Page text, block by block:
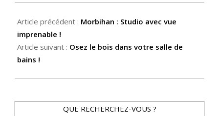
Article précédent : Morbihan : Studio avec vue
imprenable !
Article suivant : Osez le bois dans votre salle de
bains !
QUE RECHERCHEZ-VOUS ?